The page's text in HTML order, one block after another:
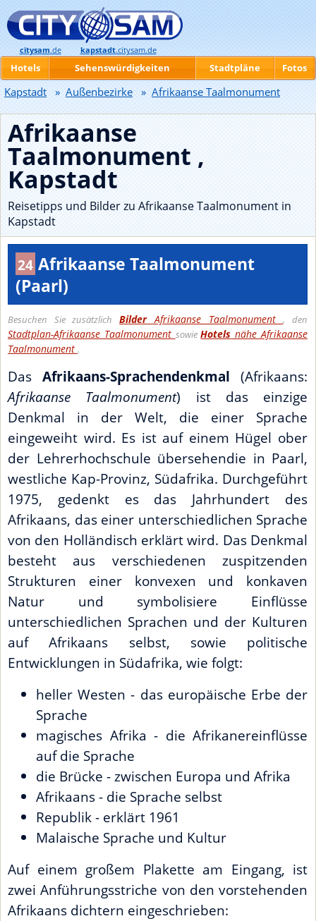
Afrikaanse
Taalmonument ,
Kapstadt
Reisetipps und Bilder zu Afrikaanse Taalmonument in
Kapstadt
24 Afrikaanse Taalmonument
(Paarl)
Besuchen Sie zusätzlichBilderAfrikaanse Taalmonument, den
Stadtplan-Afrikaanse Taalmonument sowieHotels nähe Afrikaanse
Taalmonument .
Das Afrikaans-Sprachendenkmal (Afrikaans:
Afrikaanse Taalmonument) ist das einzige
Denkmal in der Welt, die einer Sprache
eingeweiht wird. Es ist auf einem Hügel ober
der Lehrerhochschule übersehendie in Paarl,
westliche Kap-Provinz, Südafrika. Durchgeführt
1975, gedenkt es das Jahrhundert des
Afrikaans, das einer unterschiedlichen Sprache
von den Holländisch erklärt wird. Das Denkmal
besteht aus verschiedenen zuspitzenden
Strukturen einer konvexen und konkaven
Natur und symbolisiere Einflüsse
unterschiedlichen Sprachen und der Kulturen
auf Afrikaans selbst, sowie politische
Entwicklungen in Südafrika, wie folgt:
heller Westen - das europäische Erbe der
Sprache
magisches Afrika - die Afrikanereinflüsse
auf die Sprache
die Brücke - zwischen Europa und Afrika
Afrikaans - die Sprache selbst
Republik - erklärt 1961
Malaische Sprache und Kultur
Auf einem großem Plakette am Eingang, ist
zwei Anführungsstriche von den vorstehenden
Afrikaans dichtern eingeschrieben:
citysam.de kapstadt.citysam.de
Hotels Sehenswürdigkeiten Stadtpläne Fotos
Kapstadt » Außenbezirke » Afrikaanse Taalmonument